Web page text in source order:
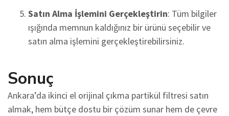
Satın Alma İşlemini Gerçekleştirin: Tüm bilgiler
ışığında memnun kaldığınız bir ürünü seçebilir ve
satın alma işlemini gerçekleştirebilirsiniz.
Sonuç
Ankara’da ikinci el orijinal çıkma partikül filtresi satın
almak, hem bütçe dostu bir çözüm sunar hem de çevre